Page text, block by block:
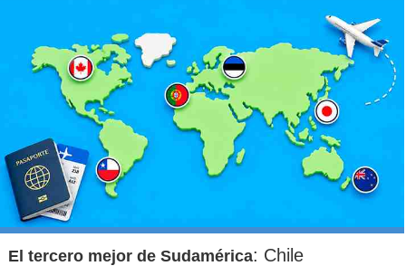
El tercero mejor de Sudamérica: Chile